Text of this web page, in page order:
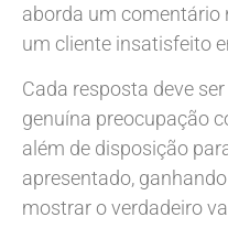
aborda um
um cliente insatisfeito
Cada resposta deve
genuína preocupação
além de disposição
apresentado,
mostrar o verdadeiro